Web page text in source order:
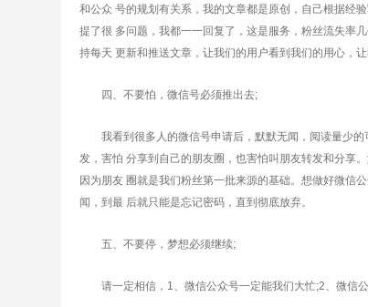
和公众 号的规划有关系，我的文章都是原创，自己根据经
提了很 多问题，我都一一回复了，这是服务，粉丝流失率
持每天 更新和推送文章，让我们的用户看到我们的用心，
四、不要怕，微信号必须推出去;
我看到很多人的微信号申请后，默默无闻，阅读量少的
发，害怕 分享到自己的朋友圈，也害怕叫朋友转发和分享
因为朋友 圈就是我们粉丝第一批来源的基础。想做好微信
闻，到最 后就只能是忘记密码，直到彻底放弃。
五、不要停，梦想必须继续;
请一定相信，1、微信公众号一定能我们大忙;2、微信